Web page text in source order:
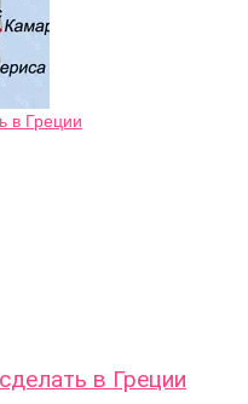
в Греции